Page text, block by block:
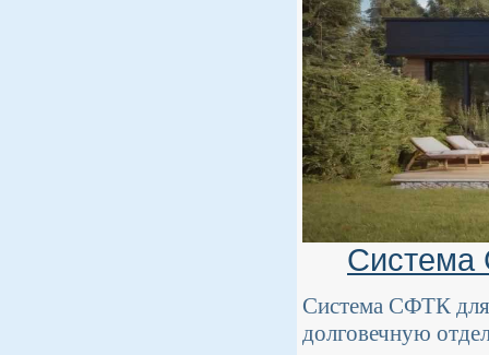
Система
Система СФТК
долговечную